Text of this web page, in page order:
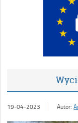
19-04-2023 Autor: